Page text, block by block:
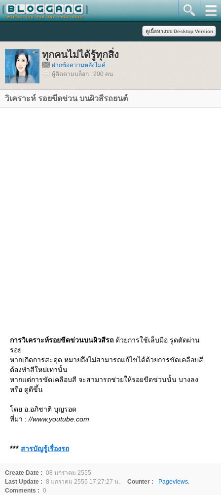
ทุกคนไม่ได้รู้ทุกสิ่ง
ฝากข้อความหลังไมค์
ผู้ติดตามบล็อก : 200 คน
วิเคราะห์ รอยขีดข่วน บนผิวสีรถยนต์
การวิเคราะห์รอยขีดข่วนบนผิวสีรถ ด้วยการใช้เล็บมือ รูดตัดผ่าน
รอ
หากเกิดการสะดุด หมายถึงไม่สามารถแก้ไขได้ด้วยการขัดเคลือบสี
ต้องทำสีใหม่เท่านั้น
หากแต่การขัดเคลือบสี จะสามารถช่วยให้รอยขีดข่วนนั้น บางลง
หรือ ดูดีขึ้น
ดย อ.อภิชาติ บุญรอด
ที่มา ://www.youtube.com
*** สารบัญรู้เรื่องรถ
Create Date : 08 มกราคม 2555
Last Update : 8 มกราคม 2555 17:27:27 น. Counter :
Pageviews.
Comments : 0